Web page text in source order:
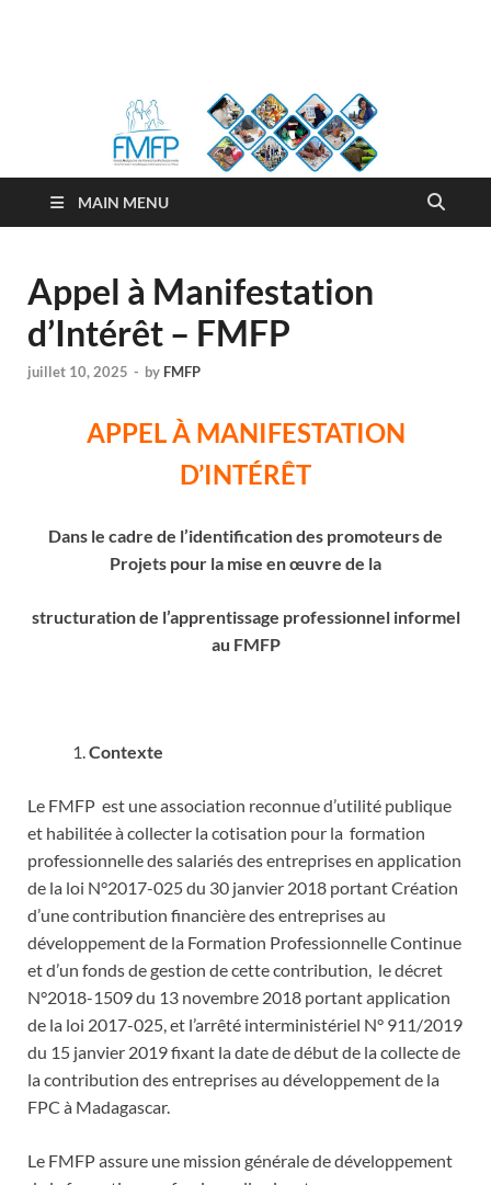
MAIN MENU
Appel à Manifestation
d’Intérêt – FMFP
juillet 10, 2025 - by FMFP
APPEL À MANIFESTATION
D’INTÉRÊT
Dans le cadre de l’identification des promoteurs de
Projets pour la mise en œuvre de la
structurationde l’apprentissage professionnel informel
au FMFP
Contexte
Le FMFP est une association reconnue d’utilité publique
et habilitée à collecter la cotisation pour la formation
professionnelle des salariés des entreprises en application
de la loi N°2017-025 du 30 janvier 2018 portant Création
d’une contribution financière des entreprises au
développement de la Formation Professionnelle Continue
et d’un fonds de gestion de cette contribution, le décret
N°2018-1509 du 13 novembre 2018 portant application
de la loi 2017-025, et l’arrêté interministériel N° 911/2019
du 15 janvier 2019 fixant la date de début de la collecte de
la contribution des entreprises au développement de la
FPC à Madagascar.
Le FMFP assure une mission générale de développement